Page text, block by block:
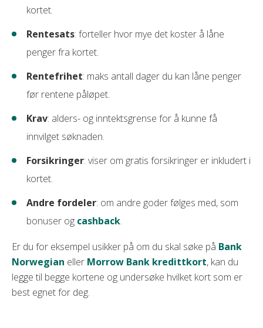
kortet.
Rentesats: forteller hvor mye det koster å låne
penger fra kortet.
Rentefrihet: maks antall dager du kan låne penger
før rentene påløpet.
Krav: alders- og inntektsgrense for å kunne få
innvilget søknaden.
Forsikringer: viser om gratis forsikringer er inkludert i
kortet.
Andre fordeler: om andre goder følges med, som
bonuser og cashback.
Er du for eksempel usikker på om du skal søke på Bank
Norwegian eller Morrow Bank kredittkort, kan du
legge til begge kortene og undersøke hvilket kort som er
best egnet for deg.